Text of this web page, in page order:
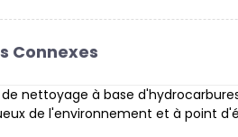
Connexes